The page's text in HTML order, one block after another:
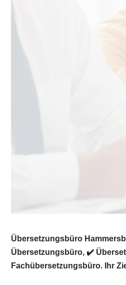
Übersetzungsbüro
Übersetzungsbüro, ✔️
Fachübersetzungsbüro. Ihr